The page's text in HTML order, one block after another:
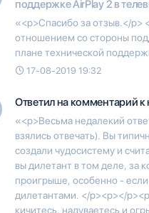
поддержке AirPlay 2 в
«<p>Спасибо за отзыв.</p>
отношением со стороны
плане технической
17-08-2019 19:32
Ответил на комментарий к
«<p>Весьма недалекий
взялись отвечать). Вы
создали чудосистему и
вы дилетант в том деле, за
проигрыше, особенно -
дилетантами. </p><p></
кичитесь, надуваетесь и